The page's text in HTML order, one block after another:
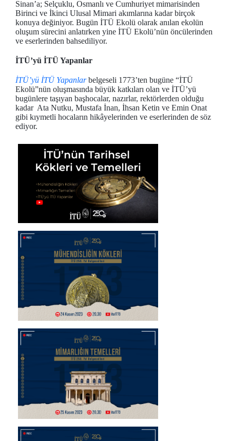
Sinan’a; Selçuklu, Osmanlı ve Cumhuriyet mimarisinden
Birinci ve İkinci Ulusal Mimari akımlarına kadar birçok
konuya değiniyor. Bugün İTÜ Ekolü olarak anılan ekolün
oluşum sürecini anlatırken yine İTÜ Ekolü’nün öncülerinden
ve eserlerinden bahsediliyor.
İTÜ’yü İTÜ Yapanlar
İTÜ’yü İTÜ Yapanlarbelgeseli 1773’ten bugüne “İTÜ
Ekolü”nün oluşmasında büyük katkıları olan ve İTÜ’yü
bugünlere taşıyan başhocalar, nazırlar, rektörlerden olduğu
kadar Ata Nutku, Mustafa İnan, İhsan Ketin ve Emin Onat
gibi kıymetli hocaların hikâyelerinden ve eserlerinden de söz
ediyor.